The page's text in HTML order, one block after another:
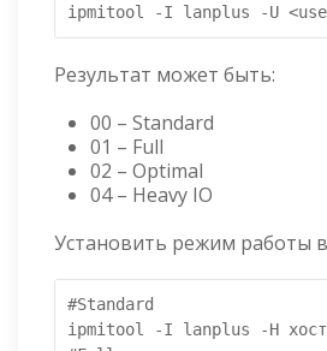
ipmitool -I lanplus -U <user
Результат может быть:
00 – Standard
01 – Full
02 – Optimal
04 – Heavy IO
Установить режим работы
#Standard
ipmitool -I lanplus -H хост